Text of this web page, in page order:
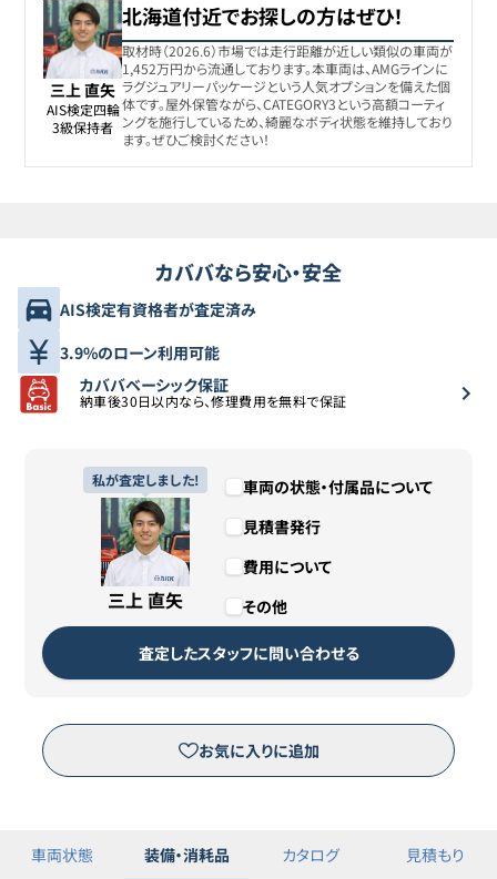
三上 直矢
AIS検定四輪
3級保持者
北海道付近でお探しの方はぜひ！
取材時（2026.6）市場では走行距離が近しい類似の車両が
1,452万円から流通しております。本車両は、AMGラインに
ラグジュアリーパッケージという人気オプションを備えた個
体です。屋外保管ながら、CATEGORY3という高額コーティ
ングを施行しているため、綺麗なボディ状態を維持しており
ます。ぜひご検討ください！
カババなら安心・安全
AIS検定有資格者が査定済み
3.9%のローン利用可能
カババベーシック保証
納車後30日以内なら、修理費用を無料で保証
私が査定しました!
三上 直矢
車両の状態・付属品について
見積書発行
費用について
その他
査定したスタッフに問い合わせる
お気に入りに追加
車両状態 装備・消耗品 カタログ 見積もり